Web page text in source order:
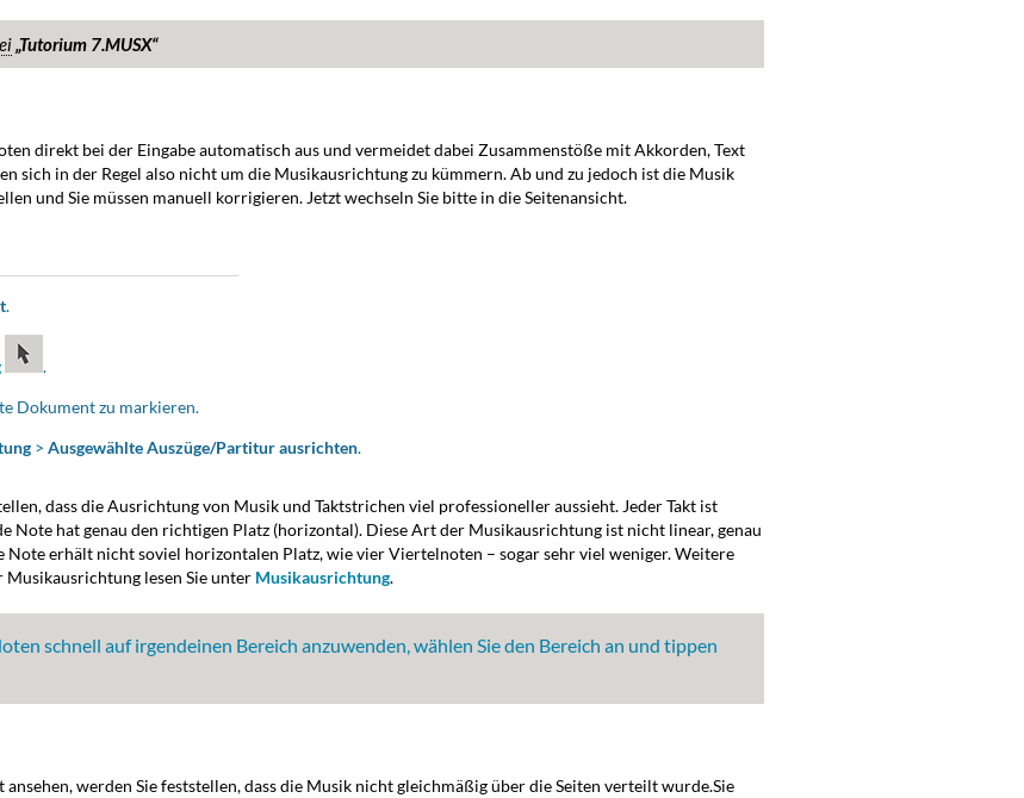
„Tutorium 7.MUSX“
direkt bei der Eingabe automatisch aus und vermeidet dabei Zusammenstöße mit Akkorden, Text
sich in der Regel also nicht um die Musikausrichtung zu kümmern. Ab und zu jedoch ist die Musik
und Sie müssen manuell korrigieren. Jetzt wechseln Sie bitte in die Seitenansicht.
.
.
Dokument zu markieren.
>Ausgewählte Auszüge/Partitur ausrichten.
dass die Ausrichtung von Musik und Taktstrichen viel professioneller aussieht. Jeder Takt ist
Note hat genau den richtigen Platz (horizontal). Diese Art der Musikausrichtung ist nicht linear, genau
Note erhält nicht soviel horizontalen Platz, wie vier Viertelnoten – sogar sehr viel weniger. Weitere
lesen Sie unter Musikausrichtung.
schnell auf irgendeinen Bereich anzuwenden, wählen Sie den Bereich an und tippen
werden Sie feststellen, dass die Musik nicht gleichmäßig über die Seiten verteilt wurde.Sie